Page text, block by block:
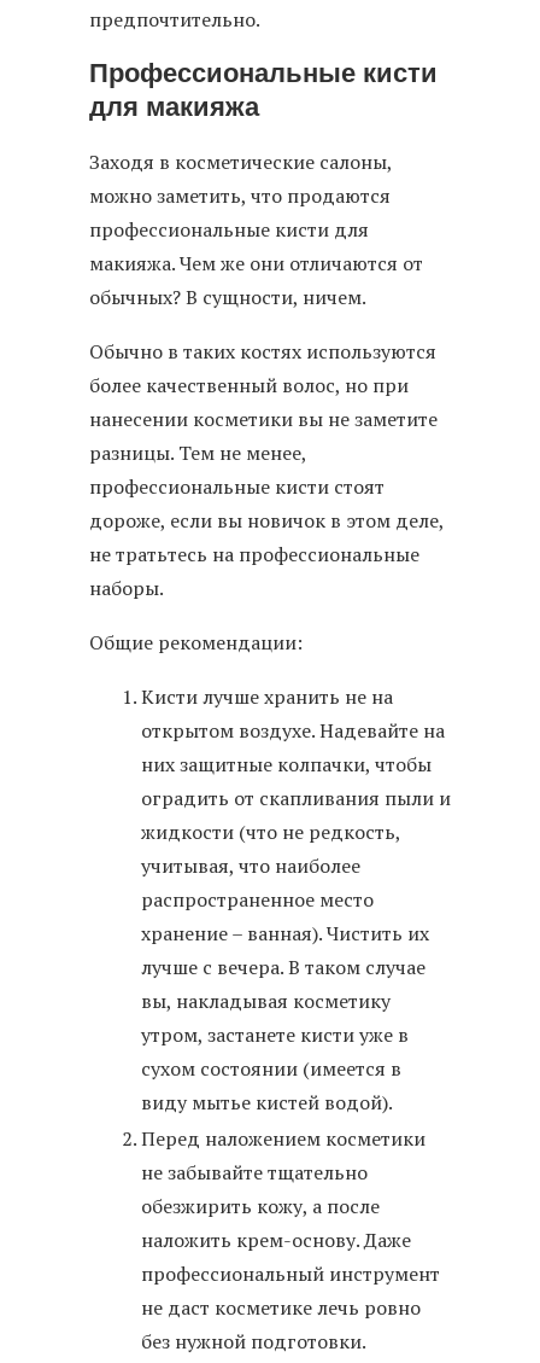
предпочтительно.
Профессиональные кисти
для макияжа
Заходя в косметические салоны,
можно заметить, что продаются
профессиональные кисти для
макияжа. Чем же они отличаются от
обычных? В сущности, ничем.
Обычно в таких костях используются
более качественный волос, но при
нанесении косметики вы не заметите
разницы. Тем не менее,
профессиональные кисти стоят
дороже, если вы новичок в этом деле,
не тратьтесь на профессиональные
наборы.
Общие рекомендации:
Кисти лучше хранить не на
открытом воздухе. Надевайте на
них защитные колпачки, чтобы
оградить от скапливания пыли и
жидкости (что не редкость,
учитывая, что наиболее
распространенное место
хранение – ванная). Чистить их
лучше с вечера. В таком случае
вы, накладывая косметику
утром, застанете кисти уже в
сухом состоянии (имеется в
виду мытье кистей водой).
Перед наложением косметики
не забывайте тщательно
обезжирить кожу, а после
наложить крем-основу. Даже
профессиональный инструмент
не даст косметике лечь ровно
без нужной подготовки.